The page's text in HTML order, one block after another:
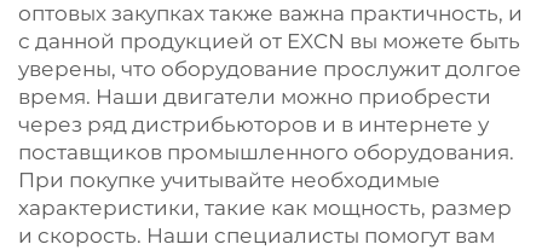
оптовых закупках также важна практичность, и
с данной продукцией от EXCN вы можете быть
уверены, что оборудование прослужит долгое
время. Наши двигатели можно приобрести
через ряд дистрибьюторов и в интернете у
поставщиков промышленного оборудования.
При покупке учитывайте необходимые
характеристики, такие как мощность, размер
и скорость. Наши специалисты помогут вам